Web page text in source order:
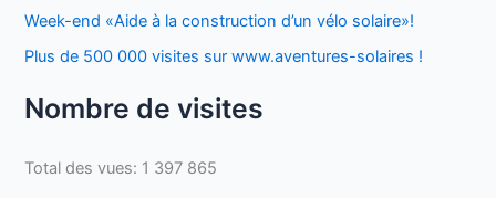
Week-end «Aide à la construction d’un vélo solaire»!
Plus de 500 000 visites sur www.aventures-solaires !
Nombre de visites
Total des vues: 1 397 865